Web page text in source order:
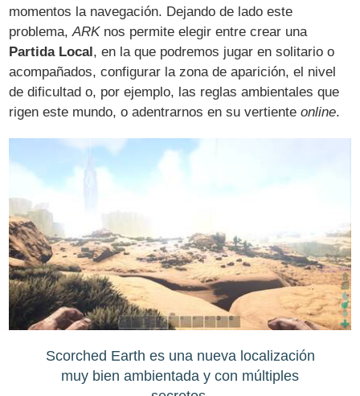
momentos la navegación. Dejando de lado este
problema,ARKnos permite elegir entre crear una
Partida Local, en la que podremos jugar en solitario o
acompañados, configurar la zona de aparición, el nivel
de dificultad o, por ejemplo, las reglas ambientales que
rigen este mundo, o adentrarnos en su vertienteonline.
Scorched Earth es una nueva localización
muy bien ambientada y con múltiples